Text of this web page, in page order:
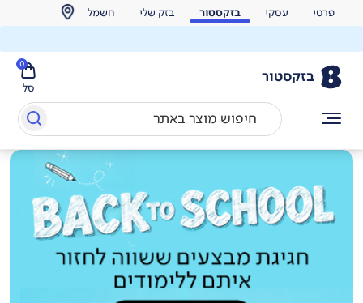
פרטי עסקי בזקסטור בזק שלי חשמל
בזקסטור
סל
0